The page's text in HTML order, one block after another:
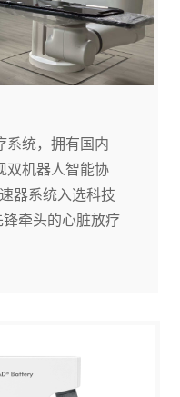
系统，拥有国内
双机器人智能协
器系统入选科技
牵头的心脏放疗